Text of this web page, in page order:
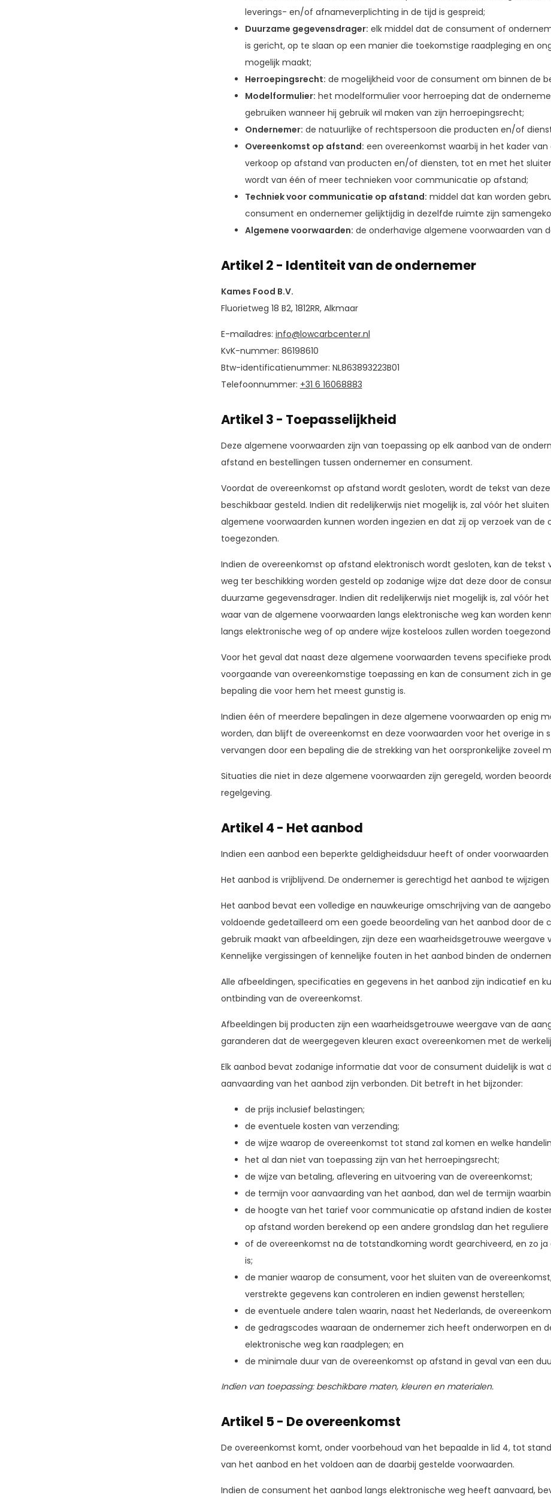
leverings- en/of afnameverplichting in de tijd is gespreid;
Duurzame gegevensdrager: elk middel dat de consument of
is gericht, op te slaan op een manier die toekomstige raadpleging en
mogelijk maakt;
Herroepingsrecht: de mogelijkheid voor de consument om binnen de
Modelformulier: het modelformulier voor herroeping dat de
gebruiken wanneer hij gebruik wil maken van zijn herroepingsrecht;
Ondernemer: de natuurlijke of rechtspersoon die producten en/of
Overeenkomst op afstand: een overeenkomst waarbij in het kader
verkoop op afstand van producten en/of diensten, tot en met het
wordt van één of meer technieken voor communicatie op afstand;
Techniek voor communicatie op afstand: middel dat kan worden
consument en ondernemer gelijktijdig in dezelfde ruimte zijn
Algemene voorwaarden: de onderhavige algemene voorwaarden van
Artikel 2 - Identiteit van de ondernemer
Kames Food B.V.
Fluorietweg 18 B2, 1812RR, Alkmaar
E-mailadres: info@lowcarbcenter.nl
KvK-nummer: 86198610
Btw-identificatienummer: NL863893223B01
Telefoonnummer: +31 6 16068883
Artikel 3 - Toepasselijkheid
Deze algemene voorwaarden zijn van toepassing op elk aanbod van de
afstand en bestellingen tussen ondernemer en consument.
Voordat de overeenkomst op afstand wordt gesloten, wordt de tekst van
beschikbaar gesteld. Indien dit redelijkerwijs niet mogelijk is, zal vóór het
algemene voorwaarden kunnen worden ingezien en dat zij op verzoek van
toegezonden.
Indien de overeenkomst op afstand elektronisch wordt gesloten, kan de
weg ter beschikking worden gesteld op zodanige wijze dat deze door de
duurzame gegevensdrager. Indien dit redelijkerwijs niet mogelijk is, zal vóór
waar van de algemene voorwaarden langs elektronische weg kan worden
langs elektronische weg of op andere wijze kosteloos zullen worden
Voor het geval dat naast deze algemene voorwaarden tevens specifieke
voorgaande van overeenkomstige toepassing en kan de consument zich in
bepaling die voor hem het meest gunstig is.
Indien één of meerdere bepalingen in deze algemene voorwaarden op enig
worden, dan blijft de overeenkomst en deze voorwaarden voor het overige
vervangen door een bepaling die de strekking van het oorspronkelijke zoveel
Situaties die niet in deze algemene voorwaarden zijn geregeld, worden
regelgeving.
Artikel 4 - Het aanbod
Indien een aanbod een beperkte geldigheidsduur heeft of onder
Het aanbod is vrijblijvend. De ondernemer is gerechtigd het aanbod te
Het aanbod bevat een volledige en nauwkeurige omschrijving van de
voldoende gedetailleerd om een goede beoordeling van het aanbod door de
gebruik maakt van afbeeldingen, zijn deze een waarheidsgetrouwe
Kennelijke vergissingen of kennelijke fouten in het aanbod binden de
Alle afbeeldingen, specificaties en gegevens in het aanbod zijn indicatief en
ontbinding van de overeenkomst.
Afbeeldingen bij producten zijn een waarheidsgetrouwe weergave van de
garanderen dat de weergegeven kleuren exact overeenkomen met de
Elk aanbod bevat zodanige informatie dat voor de consument duidelijk is wat
aanvaarding van het aanbod zijn verbonden. Dit betreft in het bijzonder:
de prijs inclusief belastingen;
de eventuele kosten van verzending;
de wijze waarop de overeenkomst tot stand zal komen en welke
het al dan niet van toepassing zijn van het herroepingsrecht;
de wijze van betaling, aflevering en uitvoering van de overeenkomst;
de termijn voor aanvaarding van het aanbod, dan wel de termijn
de hoogte van het tarief voor communicatie op afstand indien de
op afstand worden berekend op een andere grondslag dan het
of de overeenkomst na de totstandkoming wordt gearchiveerd, en zo
is;
de manier waarop de consument, voor het sluiten van de
verstrekte gegevens kan controleren en indien gewenst herstellen;
de eventuele andere talen waarin, naast het Nederlands, de
de gedragscodes waaraan de ondernemer zich heeft onderworpen en
elektronische weg kan raadplegen; en
de minimale duur van de overeenkomst op afstand in geval van een
Indien van toepassing: beschikbare maten, kleuren en materialen.
Artikel 5 - De overeenkomst
De overeenkomst komt, onder voorbehoud van het bepaalde in lid 4, tot
van het aanbod en het voldoen aan de daarbij gestelde voorwaarden.
Indien de consument het aanbod langs elektronische weg heeft aanvaard,